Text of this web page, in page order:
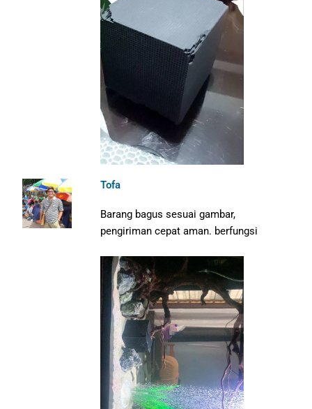
Tofa
Barang bagus sesuai gambar,
pengiriman cepat aman. berfungsi